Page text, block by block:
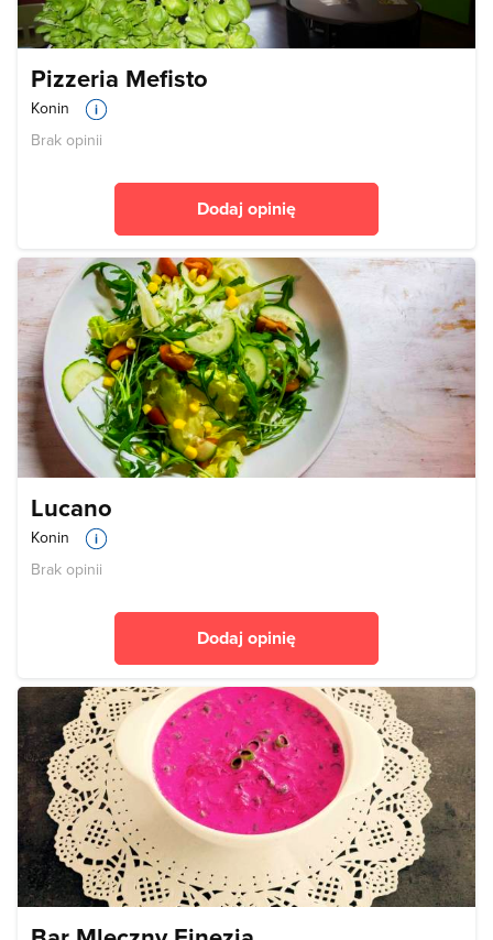
Pizzeria Mefisto
Konin
Brak opinii
Dodaj opinię
Lucano
Konin
Brak opinii
Dodaj opinię